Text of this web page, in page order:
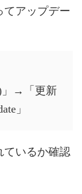
てアップデー
」→「更新
」
ているか確認